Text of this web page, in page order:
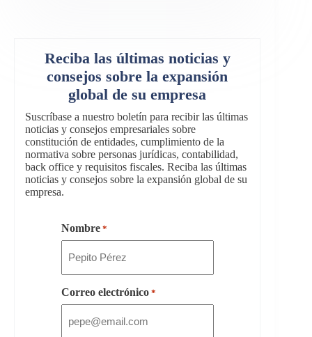
Reciba las últimas noticias y
consejos sobre la expansión
global de su empresa
Suscríbase a nuestro boletín para recibir las últimas
noticias y consejos empresariales sobre
constitución de entidades, cumplimiento de la
normativa sobre personas jurídicas, contabilidad,
back office y requisitos fiscales. Reciba las últimas
noticias y consejos sobre la expansión global de su
empresa.
Nombre *
Correo electrónico *